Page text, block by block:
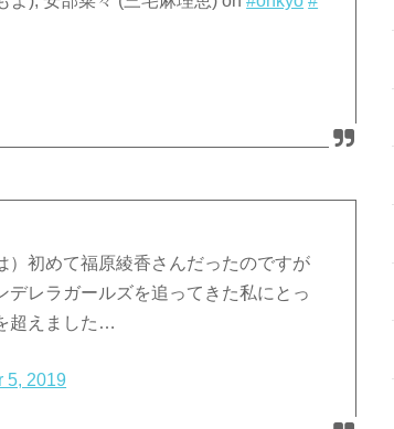
）初めて福原綾香さんだったのですが
レラガールズを追ってきた私にとっ
超えました…
5, 2019